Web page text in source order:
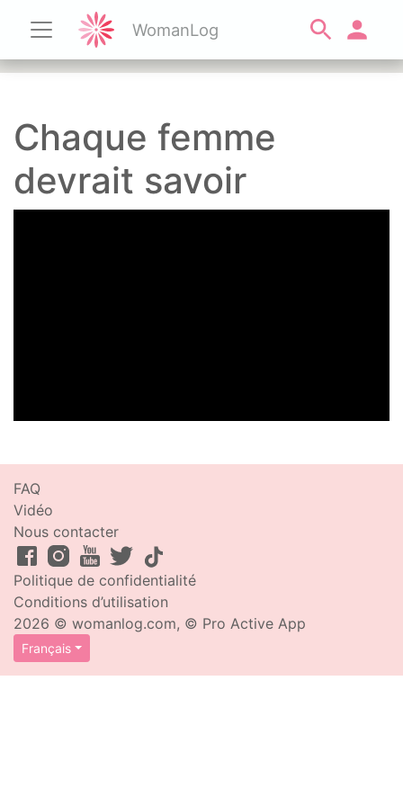
WomanLog
Chaque femme
devrait savoir
Politique de confidentialité
Conditions d’utilisation
2026 © womanlog.com, © Pro Active App
Français
FAQ
Vidéo
Nous contacter